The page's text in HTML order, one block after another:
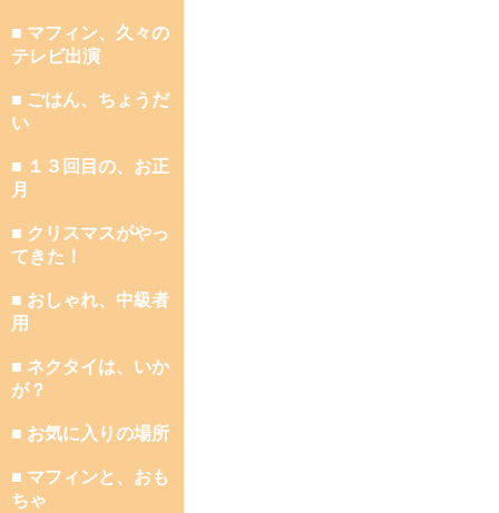
■ マフィン、久々の
テレビ出演
■ ごはん、ちょうだ
い
■ １３回目の、お正
月
■ クリスマスがやっ
てきた！
■ おしゃれ、中級者
用
■ ネクタイは、いか
が？
■ お気に入りの場所
■ マフィンと、おも
ちゃ